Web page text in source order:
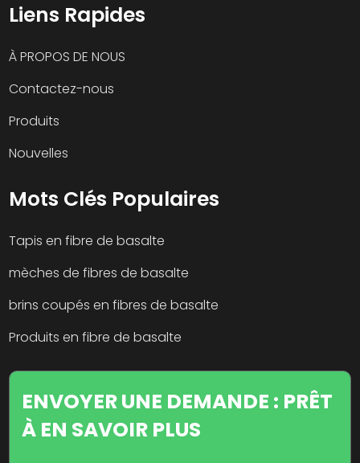
Liens Rapides
À PROPOS DE NOUS
Contactez-nous
Produits
Nouvelles
Mots Clés Populaires
Tapis en fibre de basalte
mèches de fibres de basalte
brins coupés en fibres de basalte
Produits en fibre de basalte
ENVOYER UNE DEMANDE : PRÊT
À EN SAVOIR PLUS